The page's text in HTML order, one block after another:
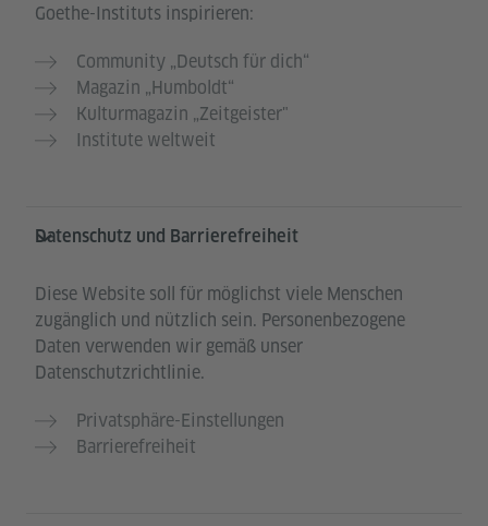
Goethe-Instituts inspirieren:
Community „Deutsch für dich“
Magazin „Humboldt“
Kulturmagazin „Zeitgeister"
Institute weltweit
Datenschutz und Barrierefreiheit
Diese Website soll für möglichst viele Menschen
zugänglich und nützlich sein. Personenbezogene
Daten verwenden wir gemäß unser
Datenschutzrichtlinie.
Privatsphäre-Einstellungen
Barrierefreiheit